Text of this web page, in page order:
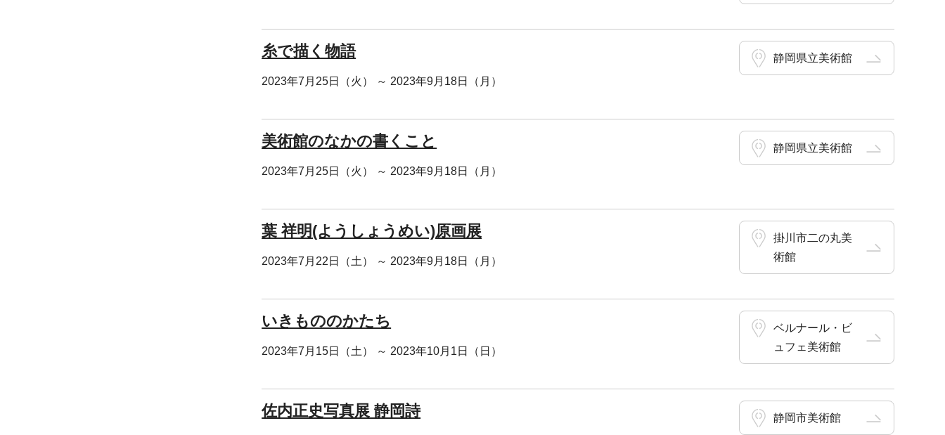
糸で描く物語
2023年7月25日（火） ～ 2023年9月18日（月）
静岡県立美術館
美術館のなかの書くこと
2023年7月25日（火） ～ 2023年9月18日（月）
静岡県立美術館
葉 祥明(ようしょうめい)原画展
2023年7月22日（土） ～ 2023年9月18日（月）
掛川市二の丸美
術館
いきもののかたち
2023年7月15日（土） ～ 2023年10月1日（日）
ベルナール・ビ
ュフェ美術館
佐内正史写真展 静岡詩 静岡市美術館